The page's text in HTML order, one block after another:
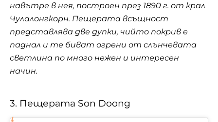
навътре в нея, построен през 1890 г. от крал
Чулалонгкорн. Пещерата всъщност
представлява две дупки, чийто покрив е
паднал и те биват огрени от слънчевата
светлина по много нежен и интересен
начин.
3. Пещерата Son Doong